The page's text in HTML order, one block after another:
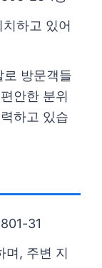
하고 있어
방문객들
안한 분위
하고 있습
31
며, 주변 지